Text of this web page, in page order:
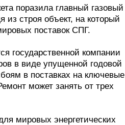
поразила главный газовый
строя объект, на который
поставок СПГ.
государственной компании
в виде упущенной годовой
в поставках на ключевые
может занять от трех
мировых энергетических